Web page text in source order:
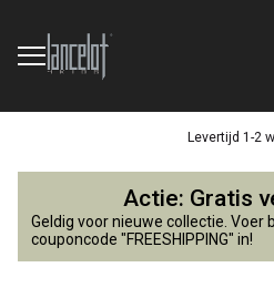
Levertijd 1-2
Lacoste
Polo
Actie: Gratis
Geldig voor nieuwe collectie. Voer
couponcode "FREESHIPPING" in!